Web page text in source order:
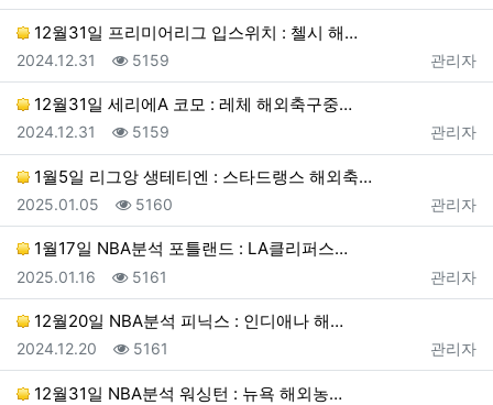
12월31일 프리미어리그 입스위치 : 첼시 해…
등록자
관리자
등록일
2024.12.31 조회
5159
12월31일 세리에A 코모 : 레체 해외축구중…
등록자
관리자
등록일
2024.12.31 조회
5159
1월5일 리그앙 생테티엔 : 스타드랭스 해외축…
등록자
관리자
등록일
2025.01.05 조회
5160
1월17일 NBA분석 포틀랜드 : LA클리퍼스…
등록자
관리자
등록일
2025.01.16 조회
5161
12월20일 NBA분석 피닉스 : 인디애나 해…
등록자
관리자
등록일
2024.12.20 조회
5161
12월31일 NBA분석 워싱턴 : 뉴욕 해외농…